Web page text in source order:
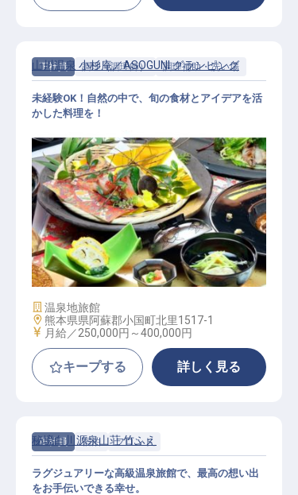
正社員 調理（調理師） 調理補助・洗い場
調理補助│年休125日／オープニング
／未経験OK／月給25万～
山川温泉 小杉庵／ASOGUNI グランピング
未経験OK！自然の中で、旬の食材とアイデアを活
かした料理を！
施設業態
温泉地旅館
勤務地
熊本県県阿蘇郡小国町北里1517-1
給与
月給／250,000円～400,000円
キープする 詳しく見る
正社員 宿泊 フロント
秘境白川源泉山荘 竹ふえ
ラグジュアリーな高級温泉旅館で、最高の想い出
をお手伝いできる幸せ。